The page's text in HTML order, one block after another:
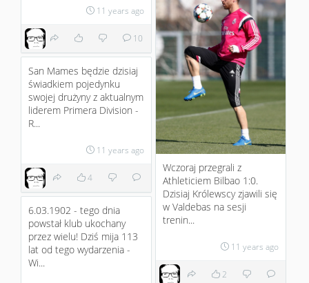
11 years ago
10
Wczoraj przegrali z
Athleticiem Bilbao 1:0.
Dzisiaj Królewscy zjawili się
w Valdebas na sesji
trenin...
11 years ago
2
San Mames będzie dzisiaj
świadkiem pojedynku
swojej drużyny z aktualnym
liderem Primera Division -
R...
11 years ago
4
6.03.1902 - tego dnia
powstał klub ukochany
przez wielu! Dziś mija 113
lat od tego wydarzenia -
Wi...